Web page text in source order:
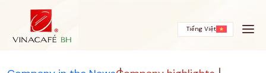
Tiếng Việt